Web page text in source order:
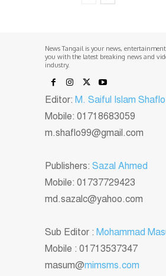
News Tangail is your news,
you with the latest breaking news and
industry.
Editor: M. Saiful Islam Shaflo
Mobile: 01718683059
m.shaflo99@gmail.com
Publishers: Sazal Ahmed
Mobile: 01737729423
md.sazalc@yahoo.com
Sub Editor : Mohammad
Mobile : 01713537347
masum@mimsms.com